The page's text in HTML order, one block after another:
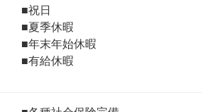
■祝日
■夏季休暇
■年末年始休暇